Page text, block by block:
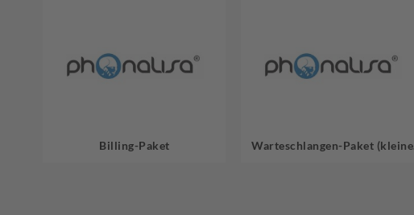
Billing-Paket
Warteschlangen-Paket (kleine